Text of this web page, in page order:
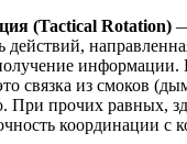
(Tactical Rotation)
действий,
информации.
связка из смоков
При прочих равных,
координации с